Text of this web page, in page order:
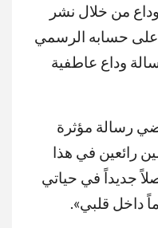
من خلال نشر
على حسابه الرسمي
وداع عاطفية
رسالة مؤثرة
رائعين في هذا
جديداً في حياتي
داخل قلبي».